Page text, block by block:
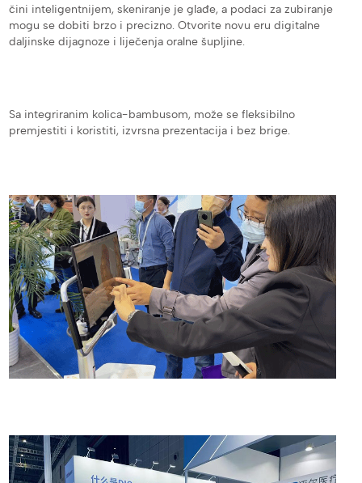
čini inteligentnijem, skeniranje je glađe, a podaci za zubiranje
mogu se dobiti brzo i precizno. Otvorite novu eru digitalne
daljinske dijagnoze i liječenja oralne šupljine.
Sa integriranim kolica-bambusom, može se fleksibilno
premjestiti i koristiti, izvrsna prezentacija i bez brige.